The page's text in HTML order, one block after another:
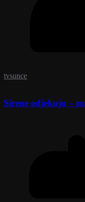
tvsunce
Sirene odjekuju –